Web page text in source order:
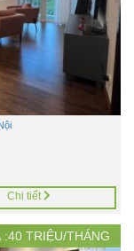
Chi tiết
:40 TRIỆU/THÁNG